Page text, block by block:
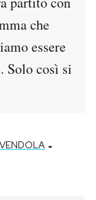
che
essere
Solo così si
-